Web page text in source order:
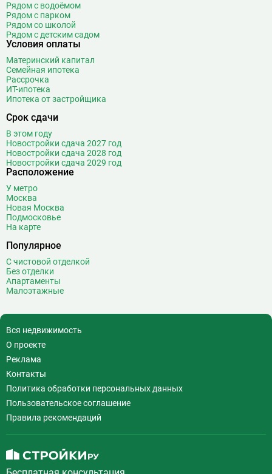
Бунинская аллея
Бутырская
В Вавиловская
Варшавская
ВДНХ
Верхние Лихоборы
Владыкино
Водный стадион
Войковская
Волгоградский проспект
Волжская
Волоколамская
Воробьёвы горы
Воронцовская
Выставочный центр
Выхино
Г Генерала Тюленева
Деловой центр
Динамо
Добрынинская
Домодедовская
Дорогомиловская
Достоевская
Дубровка 14
Ж Жулебино
Рядом с водоёмом
Рядом с парком
Рядом со школой
Рядом с детским садом
Условия оплаты
Материнский капитал
Семейная ипотека
Рассрочка
ИТ-ипотека
Ипотека от застройщика
Срок сдачи
В этом году
Новостройки сдача 2027 год
Новостройки сдача 2028 год
Новостройки сдача 2029 год
Расположение
У метро
Москва
Новая Москва
Подмосковье
На карте
Популярное
С чистовой отделкой
Без отделки
Апартаменты
Малоэтажные
Вся недвижимость
О проекте
Реклама
Контакты
Политика обработки персональных данных
Пользовательское соглашение
Правила рекомендаций